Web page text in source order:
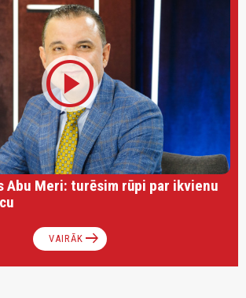
play_circle
Abu Meri: turēsim rūpi par ikvienu
VAIRĀK arrow_right_alt